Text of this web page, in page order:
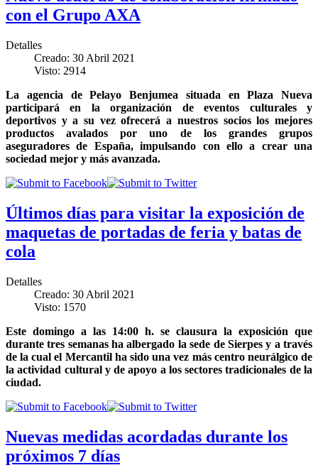
con el Grupo AXA
Detalles
Creado: 30 Abril 2021
Visto: 2914
La agencia de Pelayo Benjumea situada en Plaza Nueva
participará en la organización de eventos culturales y
deportivos y a su vez ofrecerá a nuestros socios los mejores
productos avalados por uno de los grandes grupos
aseguradores de España, impulsando con ello a crear una
sociedad mejor y más avanzada.
Últimos días para visitar la exposición de
maquetas de portadas de feria y batas de
cola
Detalles
Creado: 30 Abril 2021
Visto: 1570
Este domingo a las 14:00 h. se clausura la exposición que
durante tres semanas ha albergado la sede de Sierpes y a través
de la cual el Mercantil ha sido una vez más centro neurálgico de
la actividad cultural y de apoyo a los sectores tradicionales de la
ciudad.
Nuevas medidas acordadas durante los
próximos 7 días